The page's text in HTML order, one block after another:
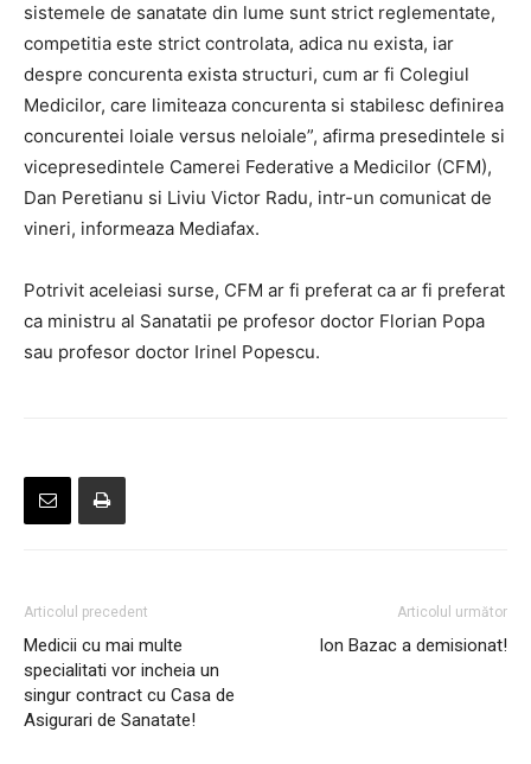
sistemele de sanatate din lume sunt strict reglementate,
competitia este strict controlata, adica nu exista, iar
despre concurenta exista structuri, cum ar fi Colegiul
Medicilor, care limiteaza concurenta si stabilesc definirea
concurentei loiale versus neloiale”, afirma presedintele si
vicepresedintele Camerei Federative a Medicilor (CFM),
Dan Peretianu si Liviu Victor Radu, intr-un comunicat de
vineri, informeaza Mediafax.
Potrivit aceleiasi surse, CFM ar fi preferat ca ar fi preferat
ca ministru al Sanatatii pe profesor doctor Florian Popa
sau profesor doctor Irinel Popescu.
Articolul precedent
Medicii cu mai multe
specialitati vor incheia un
singur contract cu Casa de
Asigurari de Sanatate!
Articolul următor
Ion Bazac a demisionat!